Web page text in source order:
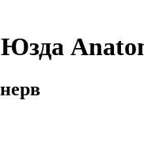
Юзда